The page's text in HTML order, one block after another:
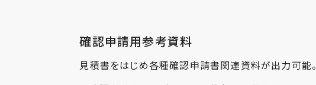
確認申請用参考資料
見積書をはじめ各種確認申請書関連資料が出力可能。